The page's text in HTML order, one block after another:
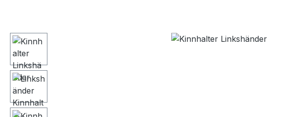
Bildergalerie überspringen